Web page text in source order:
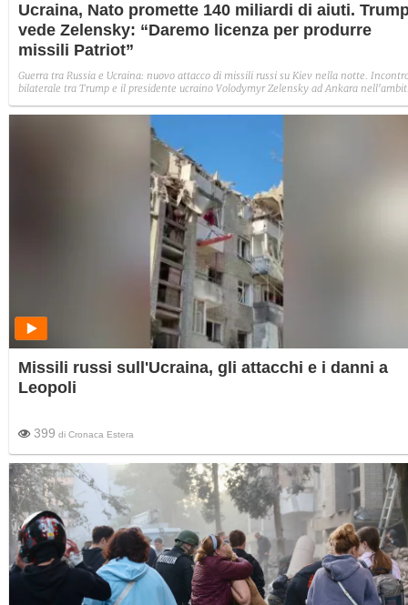
Ucraina, Nato promette 140 miliardi di aiuti.
vede Zelensky: “Daremo licenza per produrre
missili Patriot”
Guerra tra Russia e Ucraina: nuovo attacco di missili russi su Kiev nella notte.
bilaterale tra Trump e il presidente ucraino Volodymyr Zelensky ad Ankara
Meloni.
Missili russi sull'Ucraina, gli attacchi e i danni a
Leopoli
399 di Cronaca Estera